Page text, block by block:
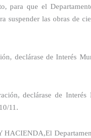
para que el
suspender las obras de
declárase de Interés
declárase de
11.
HACIENDA,El